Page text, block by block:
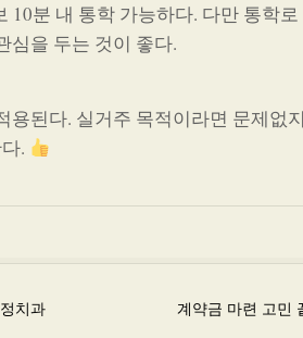
10분 내 통학 가능하다. 다만 통학
심을 두는 것이 좋다.
용된다. 실거주 목적이라면 문제없
.
치과
계약금 마련 고민